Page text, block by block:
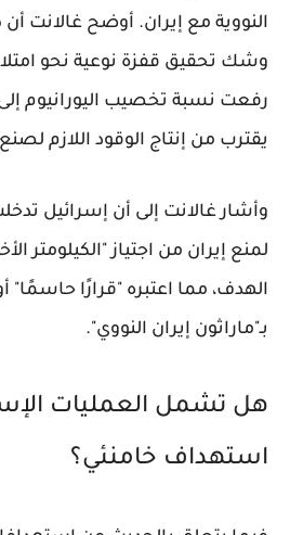
النووية مع إيران. أوضح غالانت
وشك تحقيق قفزة نوعية نحو
يقترب من إنتاج الوقود اللازم لصنع
وأشار غالانت إلى أن إسرائيل
لمنع إيران من اجتياز "الكيلومتر
الهدف، مما اعتبره "قرارًا
بـ"ماراثون إيران النووي".
هل تشمل العمليات
استهداف خامنئي؟